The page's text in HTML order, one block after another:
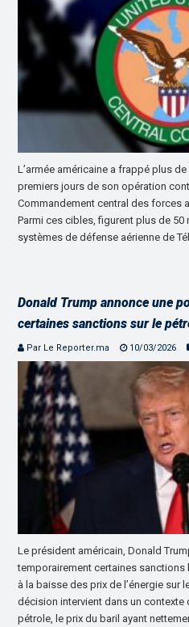
L’armée américaine a frappé plus
premiers jours de son opération
Commandement central des forces
Parmi ces cibles, figurent plus de 50
systèmes de défense aérienne de
Donald Trump annonce une
certaines sanctions sur le
Par Le Reporter.ma 10/03/2026
Le président américain, Donald
temporairement certaines
à la baisse des prix de l’énergie sur
décision intervient dans un
pétrole, le prix du baril ayant